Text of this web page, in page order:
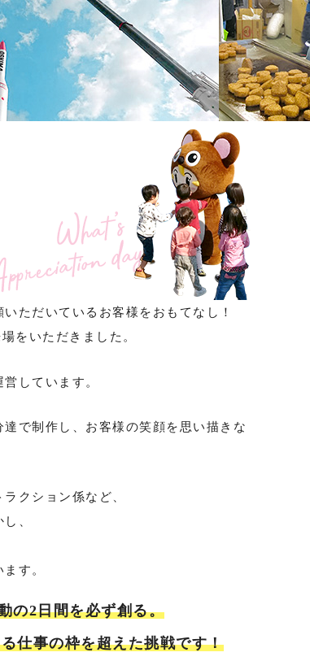
ただいているお客様をおもてなし！
をいただきました。
しています。
で制作し、お客様の笑顔を思い描きな
クション係など、
、
す。
の2日間を必ず創る。
仕事の枠を超えた挑戦です！